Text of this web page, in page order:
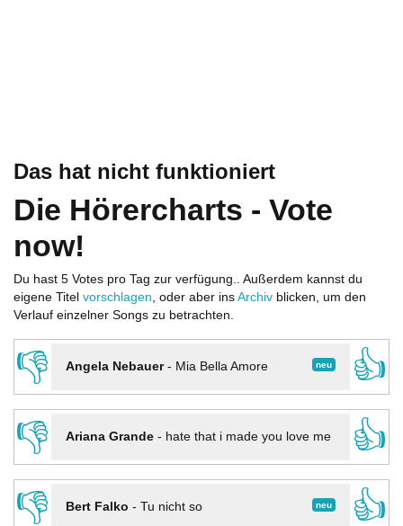
Das hat nicht funktioniert
Die Hörercharts - Vote
now!
Du hast 5 Votes pro Tag zur verfügung.. Außerdem kannst du
eigene Titel vorschlagen, oder aber ins Archiv blicken, um den
Verlauf einzelner Songs zu betrachten.
👎 neu
Angela Nebauer- Mia Bella Amore
👍
👎
Ariana Grande- hate that i made you love me
👍
👎
neu
Bert Falko - Tu nicht so
👍